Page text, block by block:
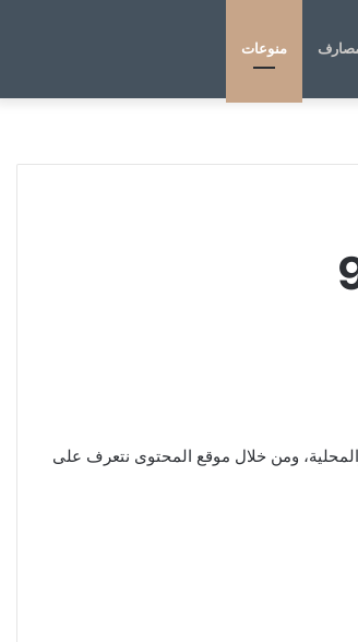
منوعات
الطيران الدولية والمحلية، ومن خلال موقع المحتوى نتعرف على